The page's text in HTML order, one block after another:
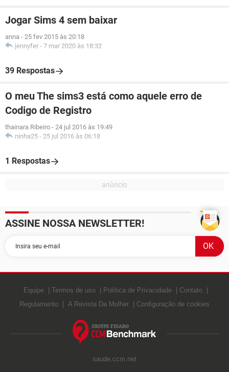
Jogar Sims 4 sem baixar
anna - 25 fev 2015 às 20:18
jennyfer - 7 mar 2020 às 18:32
39 Respostas
O meu The sims3 está como aquele erro de
Codigo de Registro
thainara Ribeiro - 24 jul 2016 às 19:49
ninha25 - 25 jul 2016 às 06:18
1 Respostas
ASSINE NOSSA NEWSLETTER!
Equipe Termos de uso Política de Privacidade
Contato
Regulamento
A Revista Da Mulher Configuração de cookies
saude.ccm.net